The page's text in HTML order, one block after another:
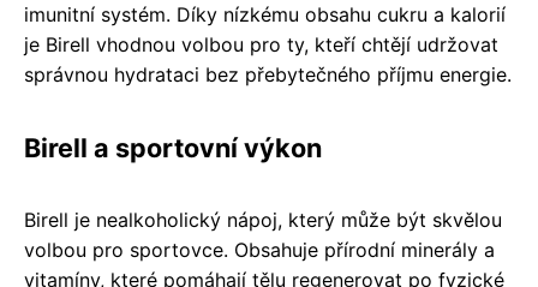
imunitní systém. Díky nízkému obsahu cukru a kalorií
je Birell vhodnou volbou pro ty, kteří chtějí udržovat
správnou hydrataci bez přebytečného příjmu energie.
Birell a sportovní výkon
Birell je nealkoholický nápoj, který může být skvělou
volbou pro sportovce. Obsahuje přírodní minerály a
vitamíny, které pomáhají tělu regenerovat po fyzické